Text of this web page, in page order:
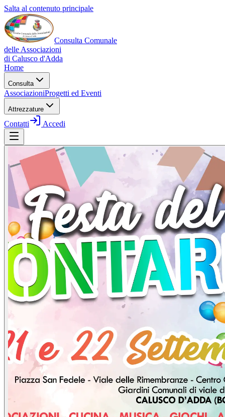
Salta al contenuto principale
Consulta Comunale
delle Associazioni
di Calusco d'Adda
Home
Consulta
AssociazioniProgetti ed Eventi
Attrezzature
Contatti Accedi